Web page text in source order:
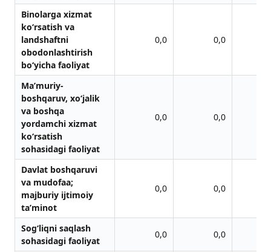
Binolarga xizmat
ko‘rsatish va
landshaftni
obodonlashtirish
bo‘yicha faoliyat
0,0 0,0
Ma’muriy-
boshqaruv, xo‘jalik
va boshqa
yordamchi xizmat
ko‘rsatish
sohasidagi faoliyat
0,0 0,0
Davlat boshqaruvi
va mudofaa;
majburiy ijtimoiy
ta’minot
0,0 0,0
Sog‘liqni saqlash
sohasidagi faoliyat
0,0 0,0